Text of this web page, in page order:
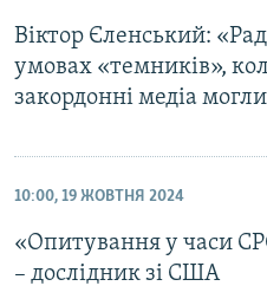
Віктор Єленський:
умовах «темників»,
закордонні медіа
10:00, 19 ЖОВТНЯ 2024
«Опитування у часи
– дослідник зі США